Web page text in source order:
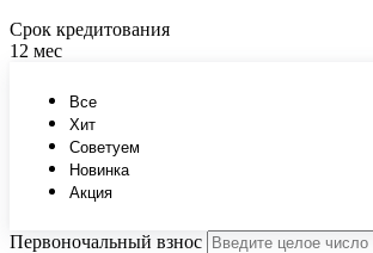
Срок кредитования
12 мес
Все
Хит
Советуем
Новинка
Акция
Первоночальный взнос